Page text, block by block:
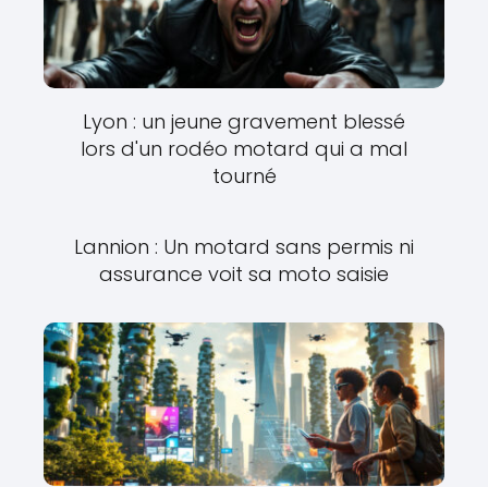
Lyon : un jeune gravement blessé
lors d'un rodéo motard qui a mal
tourné
Lannion : Un motard sans permis ni
assurance voit sa moto saisie